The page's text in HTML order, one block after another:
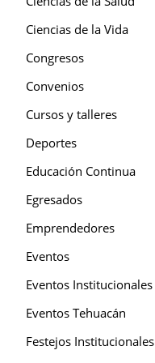
Ciencias de la Vida
Congresos
Convenios
Cursos y talleres
Deportes
Educación Continua
Egresados
Emprendedores
Eventos
Eventos Institucionales
Eventos Tehuacán
Festejos Institucionales